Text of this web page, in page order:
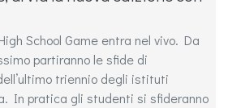
School Game entra nel vivo. Da
partiranno le sfide di
triennio degli istituti
In pratica gli studenti si sfideranno